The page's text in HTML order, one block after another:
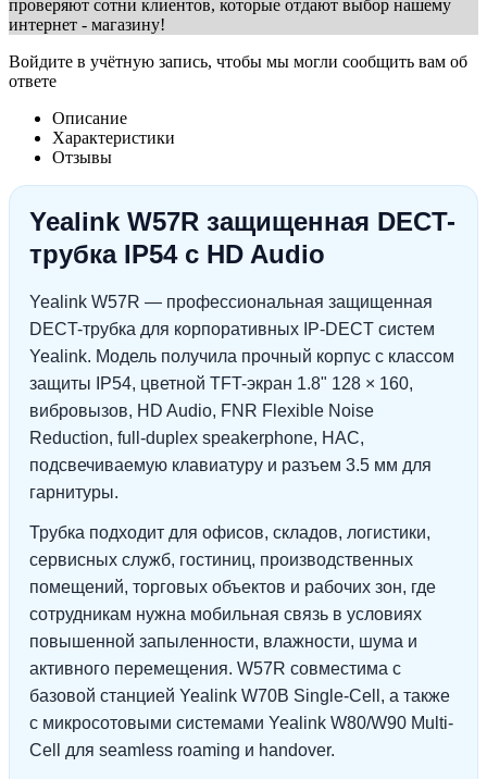
проверяют сотни клиентов, которые отдают выбор нашему
интернет - магазину!
Войдите в учётную запись, чтобы мы могли сообщить вам об
ответе
Описание
Характеристики
Отзывы
Yealink W57R защищенная DECT-
трубка IP54 с HD Audio
Yealink W57R — профессиональная защищенная
DECT-трубка для корпоративных IP-DECT систем
Yealink. Модель получила прочный корпус с классом
защиты IP54, цветной TFT-экран 1.8" 128 × 160,
вибровызов, HD Audio, FNR Flexible Noise
Reduction, full-duplex speakerphone, HAC,
подсвечиваемую клавиатуру и разъем 3.5 мм для
гарнитуры.
Трубка подходит для офисов, складов, логистики,
сервисных служб, гостиниц, производственных
помещений, торговых объектов и рабочих зон, где
сотрудникам нужна мобильная связь в условиях
повышенной запыленности, влажности, шума и
активного перемещения. W57R совместима с
базовой станцией Yealink W70B Single-Cell, а также
с микросотовыми системами Yealink W80/W90 Multi-
Cell для seamless roaming и handover.